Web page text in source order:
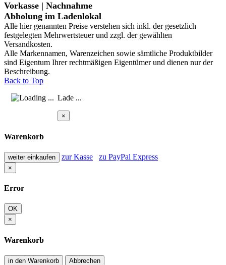
Vorkasse | Nachnahme
Abholung im Ladenlokal
Alle hier genannten Preise verstehen sich inkl. der gesetzlich
festgelegten Mehrwertsteuer und zzgl. der gewählten
Versandkosten.
Alle Markennamen, Warenzeichen sowie sämtliche Produktbilder
sind Eigentum Ihrer rechtmäßigen Eigentümer und dienen nur der
Beschreibung.
Back to Top
Lade ...
×
Warenkorb
weiter einkaufen zur Kasse zu PayPal Express
×
Error
OK
×
Warenkorb
in den Warenkorb Abbrechen